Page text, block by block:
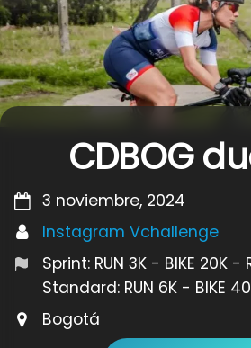
CDBOG
3 noviembre, 2024
Instagram Vchallenge
Sprint: RUN 3K - BIKE 20K -
Standard: RUN 6K - BIKE
Bogotá